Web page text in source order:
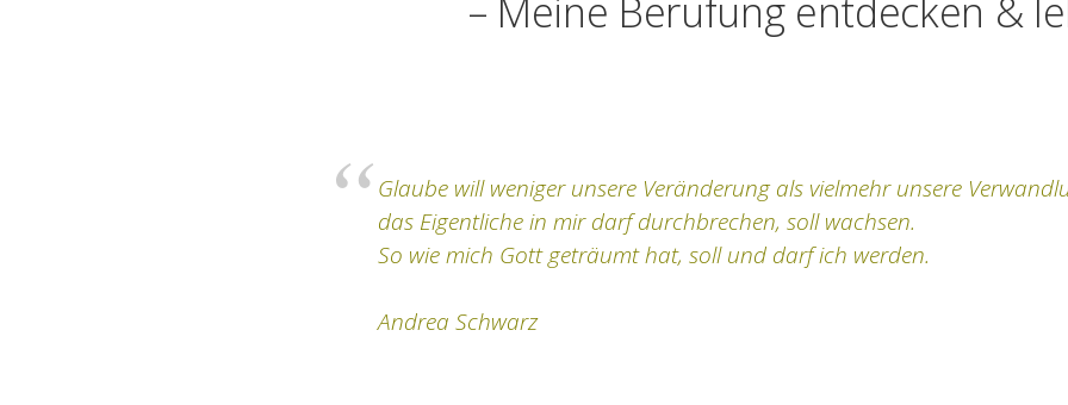
– Meine Berufung entdecken &
Glaube will weniger unsere Veränderung als vielmehr unsere
das Eigentliche in mir darf durchbrechen, soll wachsen.
So wie mich Gott geträumt hat, soll und darf ich werden.
Andrea Schwarz